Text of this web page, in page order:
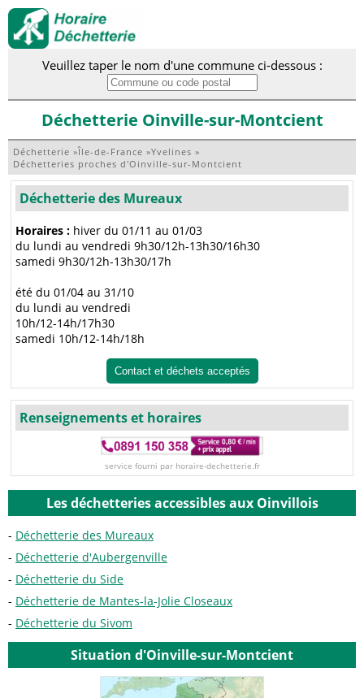
Veuillez taper le nom d'une commune ci-dessous :
Déchetterie Oinville-sur-Montcient
Déchetterie »Île-de-France »Yvelines »
Déchetteries proches d'Oinville-sur-Montcient
Déchetterie des Mureaux
Horaires : hiver du 01/11 au 01/03
du lundi au vendredi 9h30/12h-13h30/16h30
samedi 9h30/12h-13h30/17h
été du 01/04 au 31/10
du lundi au vendredi
10h/12-14h/17h30
samedi 10h/12-14h/18h
Contact et déchets acceptés
Renseignements et horaires
service fourni par horaire-dechetterie.fr
Les déchetteries accessibles aux Oinvillois
Déchetterie des Mureaux
Déchetterie d'Aubergenville
Déchetterie du Side
Déchetterie de Mantes-la-Jolie Closeaux
Déchetterie du Sivom
Situation d'Oinville-sur-Montcient